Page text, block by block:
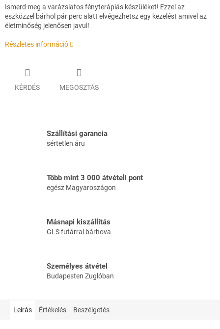
Ismerd meg a varázslatos fényterápiás készüléket! Ezzel az
eszközzel bárhol pár perc alatt elvégezhetsz egy kezelést amivel az
életminőség jelenősen javul!
Részletes információ
KÉRDÉS MEGOSZTÁS
Szállítási garancia
sértetlen áru
Több mint 3 000 átvételi pont
egész Magyaroszágon
Másnapi kiszállítás
GLS futárral bárhova
Személyes átvétel
Budapesten Zuglóban
Leírás Értékelés Beszélgetés